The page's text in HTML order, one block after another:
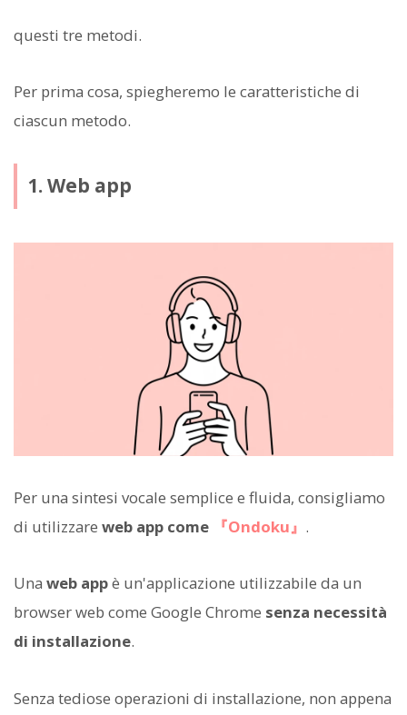
questi tre metodi.
Per prima cosa, spiegheremo le caratteristiche di
ciascun metodo.
1. Web app
Per una sintesi vocale semplice e fluida, consigliamo
di utilizzare web app come 『Ondoku』 .
Una web appè un'applicazione utilizzabile da un
browser web come Google Chrome senza necessità
di installazione.
Senza tediose operazioni di installazione, non appena